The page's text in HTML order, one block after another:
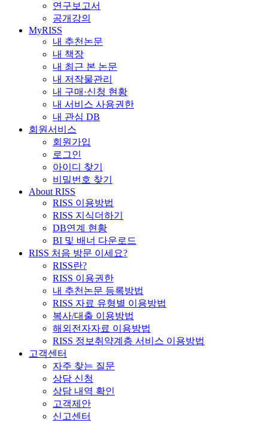
연구보고서
공개강의
MyRISS
내 추천논문
내 책장
내 최근 본 논문
내 저작물관리
내 구매·신청 현황
내 서비스 사용권한
내 관심 DB
회원서비스
회원가입
로그인
아이디 찾기
비밀번호 찾기
About RISS
RISS 이용방법
RISS 지식더하기
DB연계 현황
BI 및 배너 다운로드
RISS 처음 방문 이세요?
RISS란?
RISS 이용권한
내 추천논문 등록방법
RISS 자료 유형별 이용방법
복사/대출 이용방법
해외전자자료 이용방법
RISS 정보취약계층 서비스 이용방법
고객센터
자주 찾는 질문
상담 신청
상담 내역 확인
고객제안
신고센터